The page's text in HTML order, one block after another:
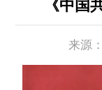
《中国
来源